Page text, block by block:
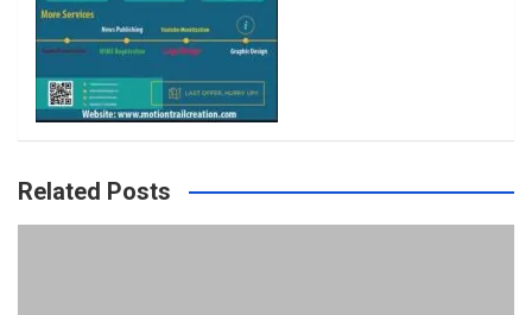
Related Posts